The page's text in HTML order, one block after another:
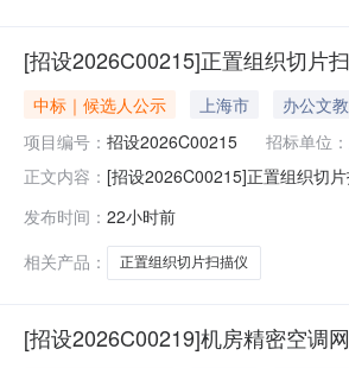
[招设2026C00215]正置组织切片
中标｜候选人公示 上海市 办公文教
项目编号： 招设2026C00215 招标单位：
正文内容： [招设2026C00215]正置组织切
招投标与政府采购办公室提出质
办公室2026
发布时间： 22小时前
相关产品：
正置组织切片扫描仪
[招设2026C00219]机房精密空调